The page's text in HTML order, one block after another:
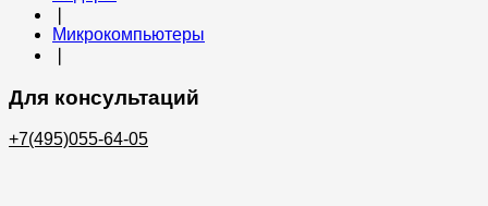
Микрокомпьютеры
Для консультаций
+7(495)055-64-05